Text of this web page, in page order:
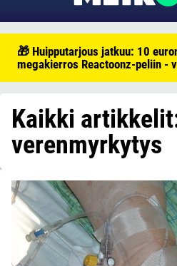
🎁 Huipputarjous jatkuu: 10
megakierros Reactoonz-peliin -
Kaikki
verenmyrkytys